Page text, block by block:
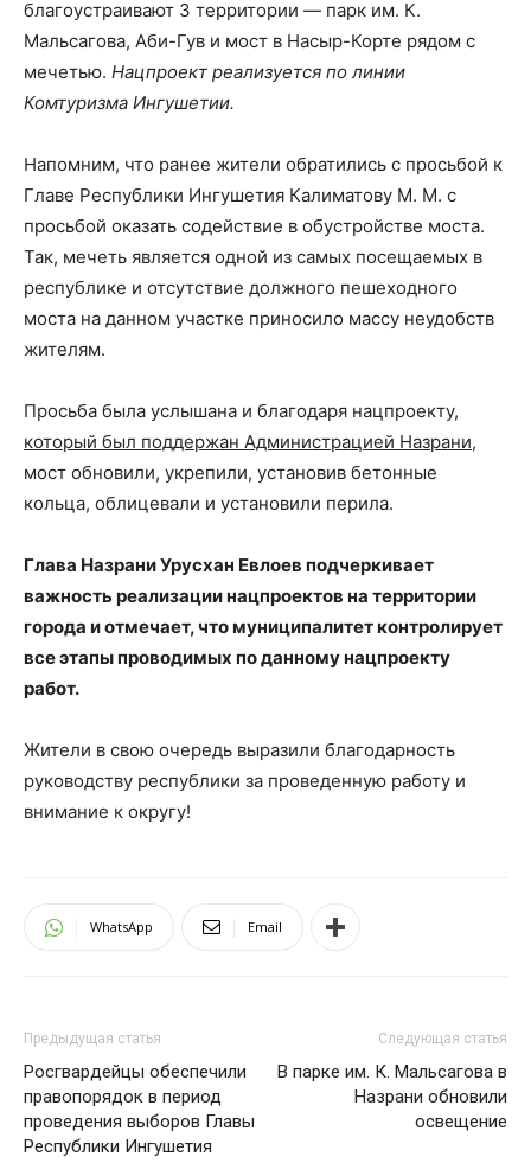
благоустраивают 3 территории — парк им. К.
Мальсагова, Аби-Гув и мост в Насыр-Корте рядом с
мечетью. Нацпроект реализуется по линии
Комтуризма Ингушетии.
Напомним, что ранее жители обратились с просьбой к
Главе Республики Ингушетия Калиматову М. М. с
просьбой оказать содействие в обустройстве моста.
Так, мечеть является одной из самых посещаемых в
республике и отсутствие должного пешеходного
моста на данном участке приносило массу неудобств
жителям.
Просьба была услышана и благодаря нацпроекту,
который был поддержан Администрацией Назрани,
мост обновили, укрепили, установив бетонные
кольца, облицевали и установили перила.
Глава Назрани Урусхан Евлоев подчеркивает
важность реализации нацпроектов на территории
города и отмечает, что муниципалитет контролирует
все этапы проводимых по данному нацпроекту
работ.
Жители в свою очередь выразили благодарность
руководству республики за проведенную работу и
внимание к округу!
WhatsApp Email
Предыдущая статья
Росгвардейцы обеспечили
правопорядок в период
проведения выборов Главы
Республики Ингушетия
Следующая статья
В парке им. К. Мальсагова в
Назрани обновили
освещение